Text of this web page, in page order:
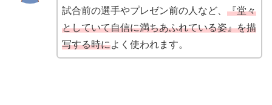
試合前の選手やプレゼン前の人など、 『堂々
としていて自信に満ちあふれている姿』を描
写する時によく使われます。